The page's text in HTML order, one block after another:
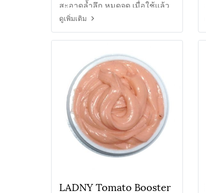
สะอาดล้ำลึก หมดจด เมื่อใช้แล้ว
ผิวจะสะอาดเนียนนุ่ม
ดูเพิ่มเติม
LADNY Tomato Booster